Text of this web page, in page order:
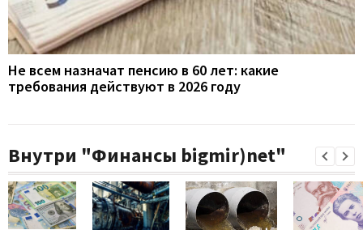
Не всем назначат пенсию в 60 лет: какие
требования действуют в 2026 году
Внутри "Финансы bigmir)net"